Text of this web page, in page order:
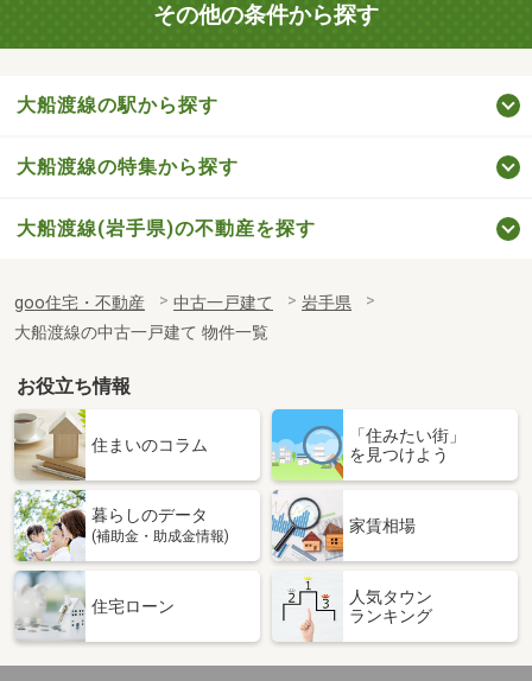
その他の条件から探す
大船渡線の駅から探す
大船渡線の特集から探す
大船渡線(岩手県)の不動産を探す
goo住宅・不動産 中古一戸建て
岩手県
大船渡線の中古一戸建て 物件一覧
お役立ち情報
住まいのコラム
「住みたい街」
を見つけよう
暮らしのデータ
(補助金・助成金情報)
家賃相場
住宅ローン
人気タウン
ランキング